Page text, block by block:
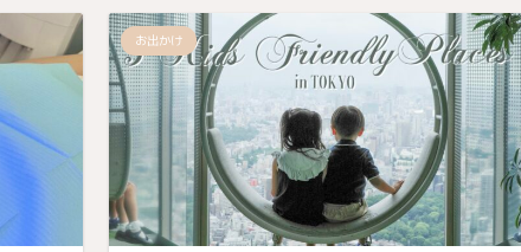
お出かけ